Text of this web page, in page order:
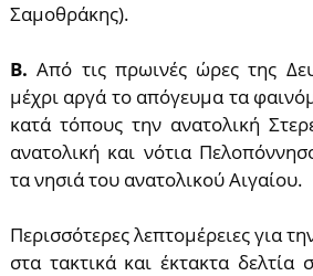
Σαμοθράκης).
Β.Από τις πρωινές ώρες της
μέχρι αργά το απόγευμα τα
κατά τόπους την ανατολική
ανατολική και νότια
τα νησιά του ανατολικού Αιγαίου.
Περισσότερες λεπτομέρειες για
στα τακτικά και έκτακτα δελτία